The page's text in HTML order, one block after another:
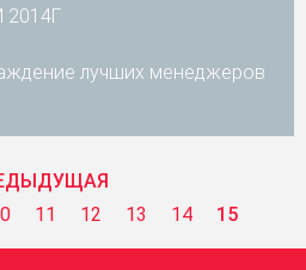
лучших менеджеров
11 12 13 14 15